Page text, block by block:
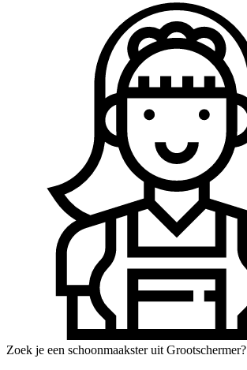
Zoek je een schoonmaakster uit Grootschermer?